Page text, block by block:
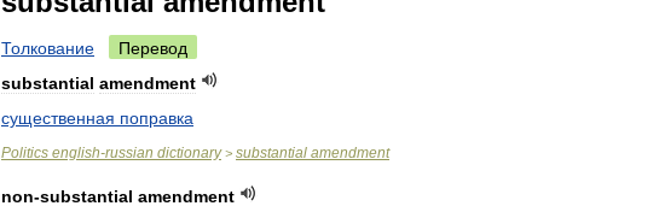
Толкование Перевод
substantial amendment
существенная поправка
Politics english-russian dictionary> substantial amendment
non-substantial amendment